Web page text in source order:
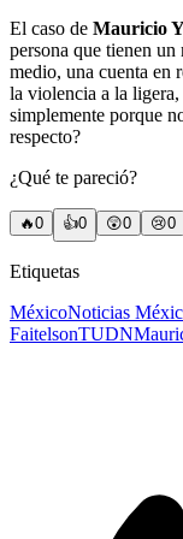
El caso de Mauricio
persona que tienen
medio, una cuenta en
la violencia a la ligera,
simplemente porque
respecto?
¿Qué te pareció?
🔥0 👍0 😲0 😢0
Etiquetas
MéxicoNoticias
FaitelsonTUDN